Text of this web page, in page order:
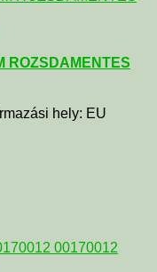
ROZSDAMENTES
hely: EU